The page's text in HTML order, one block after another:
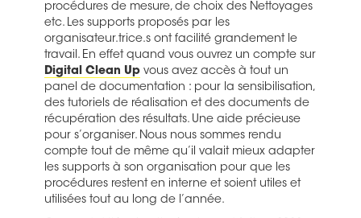
procédures de mesure, de choix des Nettoyages
etc. Les supports proposés par les
organisateur.trice.s ont facilité grandement le
travail. En effet quand vous ouvrez un compte sur
Digital Clean Up vous avez accès à tout un
panel de documentation : pour la sensibilisation,
des tutoriels de réalisation et des documents de
récupération des résultats. Une aide précieuse
pour s’organiser. Nous nous sommes rendu
compte tout de même qu’il valait mieux adapter
les supports à son organisation pour que les
procédures restent en interne et soient utiles et
utilisées tout au long de l’année.